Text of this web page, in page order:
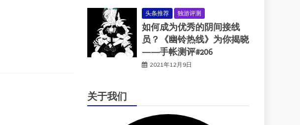
头条推荐 独游评测
如何成为优秀的阴间接线
员？《幽铃热线》为你揭晓
——手帐测评#206
2021年12月9日
关于我们